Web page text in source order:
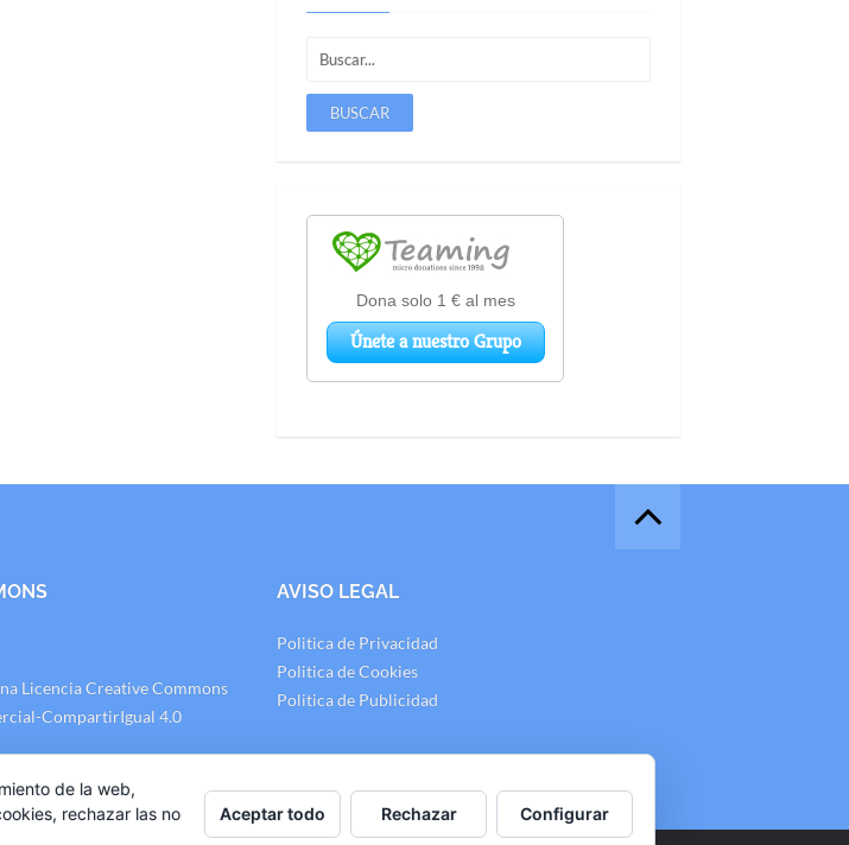
Licencia Creative Commons
CompartirIgual 4.0
AVISO LEGAL
Politica de Privacidad
Politica de Cookies
Politica de Publicidad
de la web,
rechazar las no
Aceptar todo Rechazar Configurar